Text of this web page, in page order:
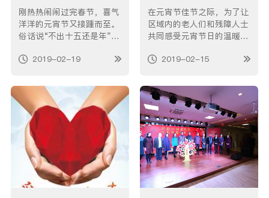
刚热热闹闹过完春节，喜气
洋洋的元宵节又接踵而至。
俗话说“不出十五还是年”，
松鹤公司的志愿者们走进方
日•元宵”，社区共建包汤圆
主题活动。 志愿者们来到
居委便开始忙碌起来。和面
粉、拌馅料、备碗碟等一番
准…
2019-02-19
在元宵节佳节之际，为了让
区域内的老人们和残障人士
共同感受元宵节日的温暖，
元宵节公益爱心慰问活动，
阳光之家的老人和学员们送
上慰问金和节日的祝福，共
同欢度元宵佳节。 公司总
经理林根与班子成员分别来
到了方泰…
2019-02-15